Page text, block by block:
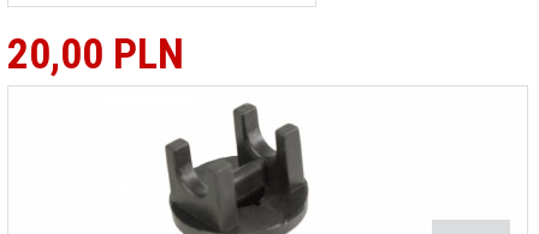
20,00 PLN